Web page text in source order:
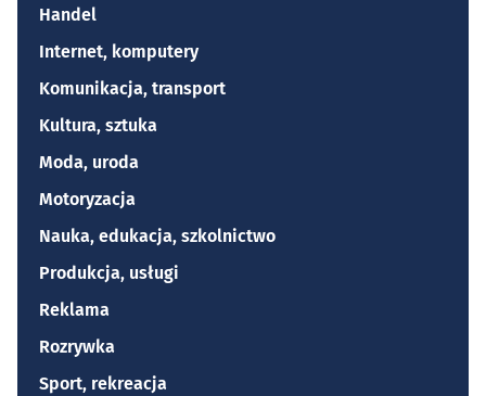
Handel
Internet, komputery
Komunikacja, transport
Kultura, sztuka
Moda, uroda
Motoryzacja
Nauka, edukacja, szkolnictwo
Produkcja, usługi
Reklama
Rozrywka
Sport, rekreacja